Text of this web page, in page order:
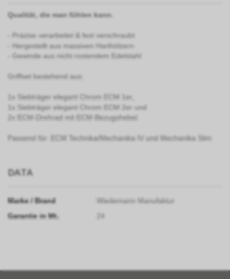
Qualität, die man fühlen kann.
- Präzise verarbeitet & fest verschraubt
- Hergestellt aus massiven Harthölzern
- Gewinde aus nicht rostendem Edelstahl
Griffset bestehend aus:
1x Siebträger elegant Chrom ECM 1er,
1x Siebträger elegant Chrom ECM 2er und
2x ECM-Drehrad mit ECM-Bezugshebel.
Passend für: ECM Technika/Mechanika IV und Mechanika Slim
DATA
Marke / Brand
Wiedemann Manufaktur
Garantie in Mt.
24